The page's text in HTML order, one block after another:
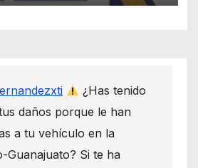
¿Has tenido
daños porque le han
a tu vehículo en la
Guanajuato? Si te ha